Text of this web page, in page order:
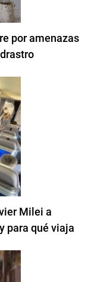
por amenazas
Milei a
para qué viaja